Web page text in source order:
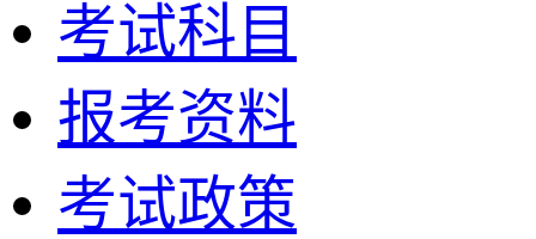
考试科目
报考资料
考试政策